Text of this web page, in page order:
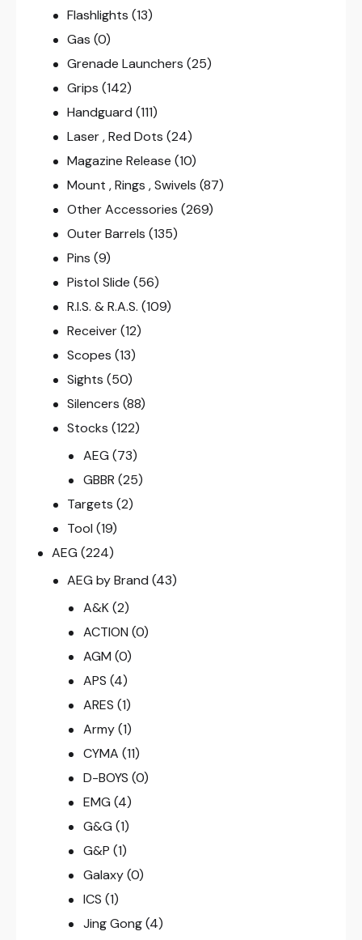
Flashlights (13)
Gas (0)
Grenade Launchers (25)
Grips (142)
Handguard (111)
Laser , Red Dots (24)
Magazine Release (10)
Mount , Rings , Swivels (87)
Other Accessories (269)
Outer Barrels (135)
Pins (9)
Pistol Slide (56)
R.I.S. & R.A.S. (109)
Receiver (12)
Scopes (13)
Sights (50)
Silencers (88)
Stocks (122)
AEG (73)
GBBR (25)
Targets (2)
Tool (19)
AEG (224)
AEG by Brand (43)
A&K (2)
ACTION (0)
AGM (0)
APS (4)
ARES (1)
Army (1)
CYMA (11)
D-BOYS (0)
EMG (4)
G&G (1)
G&P (1)
Galaxy (0)
ICS (1)
Jing Gong (4)